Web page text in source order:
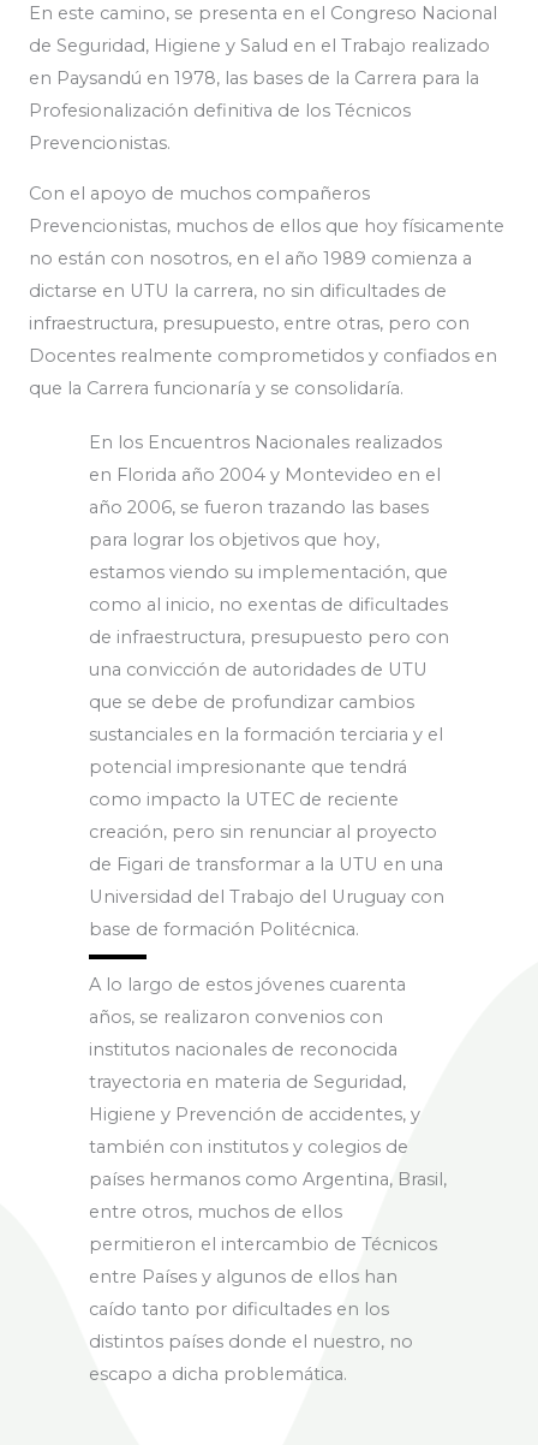
En este camino, se presenta en el Congreso Nacional
de Seguridad, Higiene y Salud en el Trabajo realizado
en Paysandú en 1978, las bases de la Carrera para la
Profesionalización definitiva de los Técnicos
Prevencionistas.
Con el apoyo de muchos compañeros
Prevencionistas, muchos de ellos que hoy físicamente
no están con nosotros, en el año 1989 comienza a
dictarse en UTU la carrera, no sin dificultades de
infraestructura, presupuesto, entre otras, pero con
Docentes realmente comprometidos y confiados en
que la Carrera funcionaría y se consolidaría.
En los Encuentros Nacionales realizados
en Florida año 2004 y Montevideo en el
año 2006, se fueron trazando las bases
para lograr los objetivos que hoy,
estamos viendo su implementación, que
como al inicio, no exentas de dificultades
de infraestructura, presupuesto pero con
una convicción de autoridades de UTU
que se debe de profundizar cambios
sustanciales en la formación terciaria y el
potencial impresionante que tendrá
como impacto la UTEC de reciente
creación, pero sin renunciar al proyecto
de Figari de transformar a la UTU en una
Universidad del Trabajo del Uruguay con
base de formación Politécnica.
A lo largo de estos jóvenes cuarenta
años, se realizaron convenios con
institutos nacionales de reconocida
trayectoria en materia de Seguridad,
Higiene y Prevención de accidentes, y
también con institutos y colegios de
países hermanos como Argentina, Brasil,
entre otros, muchos de ellos
permitieron el intercambio de Técnicos
entre Países y algunos de ellos han
caído tanto por dificultades en los
distintos países donde el nuestro, no
escapo a dicha problemática.